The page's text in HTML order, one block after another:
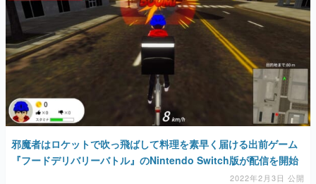
邪魔者はロケットで吹っ飛ばして料理を素早く届ける出前ゲーム
『フードデリバリーバトル』のNintendo Switch版が配信を開始
2022年2月3日 公開